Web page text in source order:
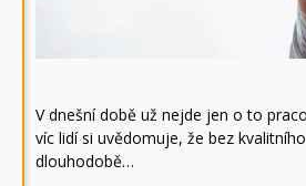
V dnešní době už nejde jen o to
víc lidí si uvědomuje, že bez
dlouhodobě…